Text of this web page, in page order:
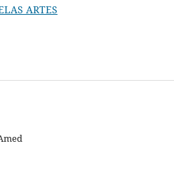
ARTES